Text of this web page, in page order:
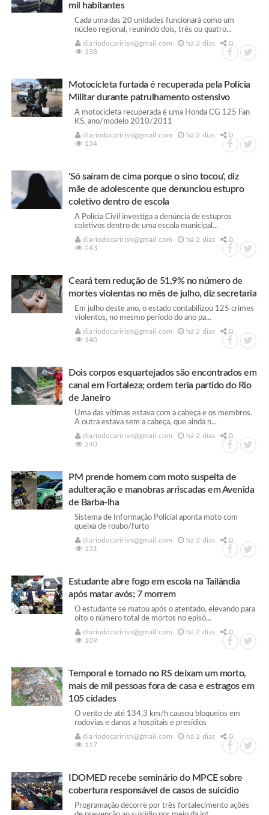
mil habitantes
Cada uma das 20 unidades funcionará como um
núcleo regional, reunindo dois, três ou quatro...
diariodocaririsn@gmail.com há 2 dias
0
138
Motocicleta furtada é recuperada pela Polícia
Militar durante patrulhamento ostensivo
A motocicleta recuperada é uma Honda CG 125 Fan
KS, ano/modelo 2010/2011
diariodocaririsn@gmail.com há 2 dias
0
134
'Só saíram de cima porque o sino tocou', diz
mãe de adolescente que denunciou estupro
coletivo dentro de escola
A Polícia Civil investiga a denúncia de estupros
coletivos dentro de uma escola municipal...
diariodocaririsn@gmail.com há 2 dias
0
243
Ceará tem redução de 51,9% no número de
mortes violentas no mês de julho, diz secretaria
Em julho deste ano, o estado contabilizou 125 crimes
violentos, no mesmo período do ano pa...
diariodocaririsn@gmail.com há 2 dias
0
140
Dois corpos esquartejados são encontrados em
canal em Fortaleza; ordem teria partido do Rio
de Janeiro
Uma das vítimas estava com a cabeça e os membros.
A outra estava sem a cabeça, que ainda n...
diariodocaririsn@gmail.com há 2 dias
0
240
PM prende homem com moto suspeita de
adulteração e manobras arriscadas em Avenida
de Barba-lha
Sistema de Informação Policial aponta moto com
queixa de roubo/furto
diariodocaririsn@gmail.com há 2 dias
0
131
Estudante abre fogo em escola na Tailândia
após matar avós; 7 morrem
O estudante se matou após o atentado, elevando para
oito o número total de mortos no episó...
diariodocaririsn@gmail.com há 2 dias
0
109
Temporal e tornado no RS deixam um morto,
mais de mil pessoas fora de casa e estragos em
105 cidades
O vento de até 134,3 km/h causou bloqueios em
rodovias e danos a hospitais e presídios
diariodocaririsn@gmail.com há 2 dias
0
117
IDOMED recebe seminário do MPCE sobre
cobertura responsável de casos de suicídio
Programação decorre por três fortalecimento ações